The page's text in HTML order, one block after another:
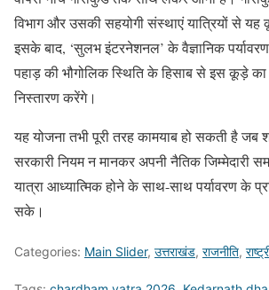
विभाग और उसकी सहयोगी संस्थाएं यात्रियों से यह
इसके बाद, ‘सुलभ इंटरनेशनल’ के वैज्ञानिक
पहाड़ की भौगोलिक स्थिति के हिसाब से इस कूड़े
निस्तारण करेंगे।
यह योजना तभी पूरी तरह कामयाब हो सकती है
सरकारी नियम न मानकर अपनी नैतिक जिम्मेदारी
यात्रा आध्यात्मिक होने के साथ-साथ पर्यावरण के
सके।
Categories: Main Slider, उत्तराखंड, राजनीति,